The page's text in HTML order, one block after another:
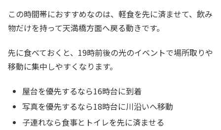
この時間帯におすすめなのは、軽食を先に済ませて、飲み
物だけを持って天満橋方面へ戻る動きです。
先に食べておくと、19時前後の光のイベントで場所取りや
移動に集中しやすくなります。
屋台を優先するなら16時台に到着
写真を優先するなら18時台に川沿いへ移動
子連れなら食事とトイレを先に済ませる